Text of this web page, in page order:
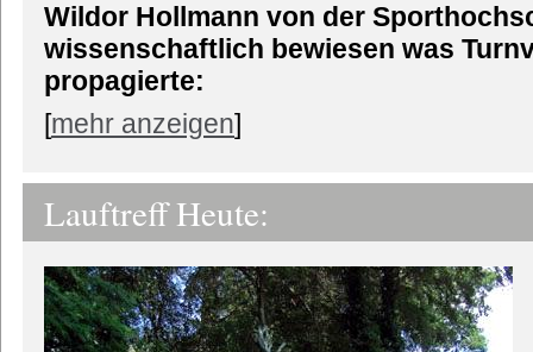
Wildor Hollmann von der
wissenschaftlich bewiesen was
propagierte:
[mehr anzeigen]
Lauftreff Heute: